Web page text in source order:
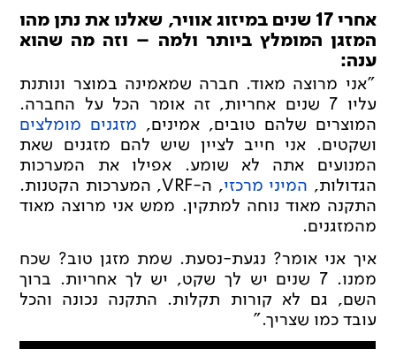
אחרי 17 שנים במיזוג אוויר, שאלנו את נתן מהו
המזגן המומלץ ביותר ולמה – וזה מה שהוא
ענה:
"אני מרוצה מאוד. חברה שמאמינה במוצר ונותנת
עליו 7 שנים אחריות, זה אומר הכל על החברה.
המוצרים שלהם טובים, אמינים, מזגנים מומלצים
ושקטים. אני חייב לציין שיש להם מזגנים שאת
המנועים אתה לא שומע. אפילו את המערכות
הגדולות, המיני מרכזי
, ה-VRF, המערכות הקטנות.
התקנה מאוד נוחה למתקין. ממש אני מרוצה מאוד
מהמזגנים.
איך אני אומר? נגעת-נסעת. שמת מזגן טוב? שכח
ממנו. 7 שנים יש לך שקט, יש לך אחריות. ברוך
השם, גם לא קורות תקלות. התקנה נכונה והכל
עובד כמו שצריך."